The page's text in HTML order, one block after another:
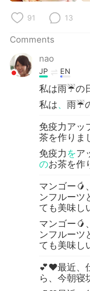
91 13
Comments
nao
JP EN
私は雨☔️の
私は、雨☔️
免疫力アッ
茶を作りま
免疫力をア
のお茶を作
マンゴー🥭
ンフルーツ
ても美味し
マンゴー🥭
ンフルーツ
ても美味し
💕❤最近、
ら、今朝寝